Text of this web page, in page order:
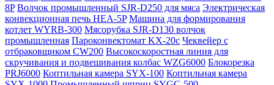
8P Волчок промышленный SJR-D250 для мяса Электрическая
конвекционная печь HEA-5P Машина для формирования
котлет WYRB-300 Мясорубка SJR-D130 волчок
промышленная Пароконвектомат KX-20c Чеквейер с
отбраковщиком CW200 Высокоскоростная линия для
скручивания и подвешивания колбас WZG6000 Блокорезка
PRJ6000 Коптильная камера SYX-100 Коптильная камера